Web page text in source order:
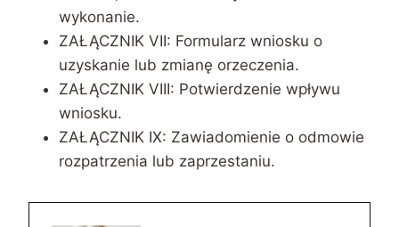
wykonanie.
ZAŁĄCZNIK VII: Formularz wniosku o
uzyskanie lub zmianę orzeczenia.
ZAŁĄCZNIK VIII: Potwierdzenie wpływu
wniosku.
ZAŁĄCZNIK IX: Zawiadomienie o odmowie
rozpatrzenia lub zaprzestaniu.